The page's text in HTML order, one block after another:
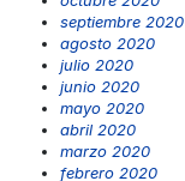
septiembre 2020
agosto 2020
julio 2020
junio 2020
mayo 2020
abril 2020
marzo 2020
febrero 2020